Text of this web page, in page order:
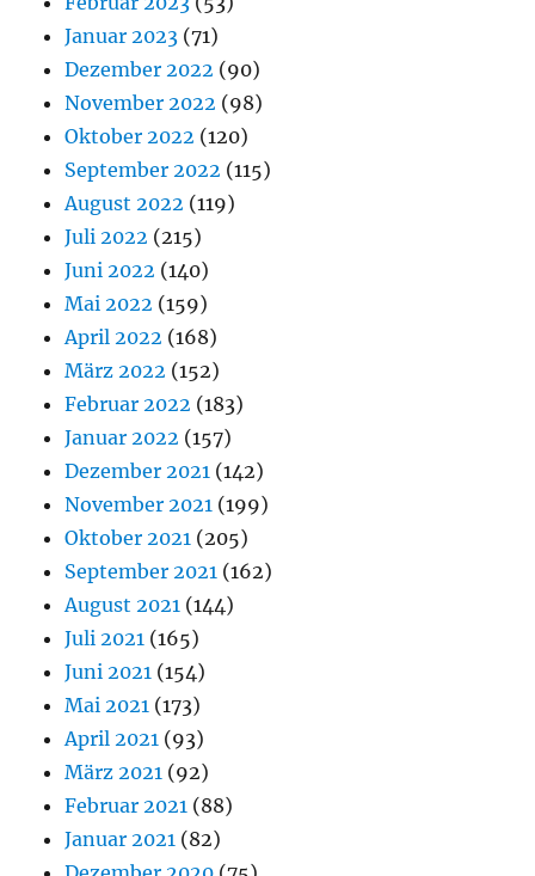
Januar 2023 (71)
Dezember 2022 (90)
November 2022 (98)
Oktober 2022 (120)
September 2022 (115)
August 2022 (119)
Juli 2022 (215)
Juni 2022 (140)
Mai 2022 (159)
April 2022 (168)
März 2022 (152)
Februar 2022 (183)
Januar 2022 (157)
Dezember 2021 (142)
November 2021 (199)
Oktober 2021 (205)
September 2021 (162)
August 2021 (144)
Juli 2021 (165)
Juni 2021 (154)
Mai 2021 (173)
April 2021 (93)
März 2021 (92)
Februar 2021 (88)
Januar 2021 (82)